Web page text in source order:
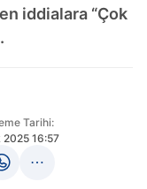
iddialara “Çok
Tarihi:
2025 16:57